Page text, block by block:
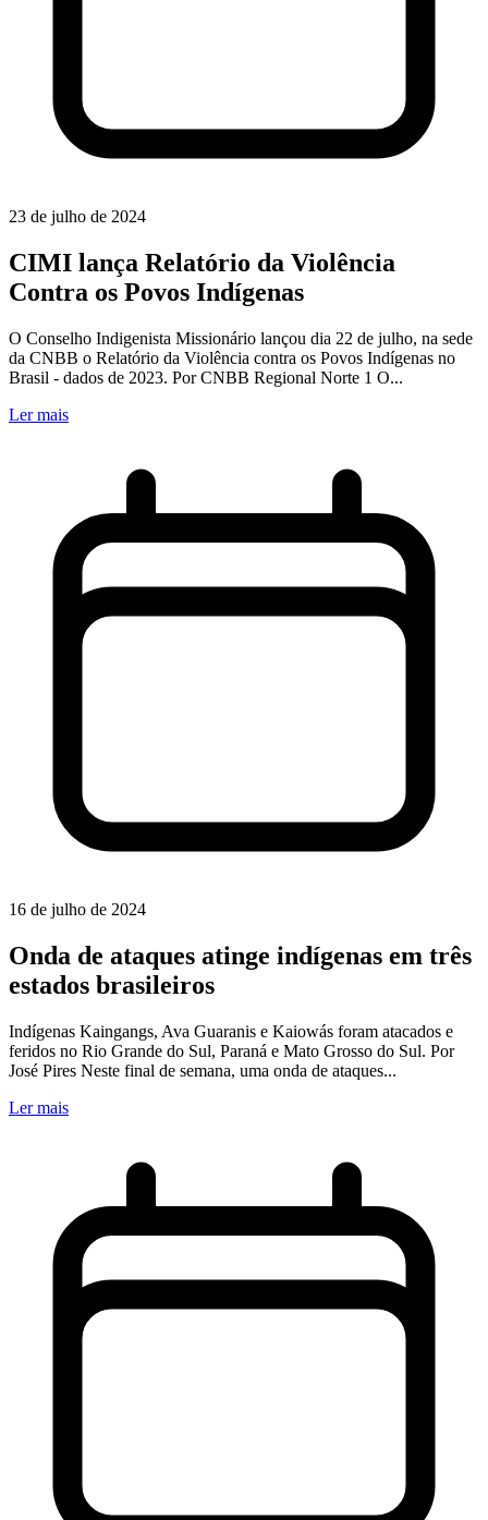
23 de julho de 2024
CIMI lança Relatório da Violência
Contra os Povos Indígenas
O Conselho Indigenista Missionário lançou dia 22 de julho, na sede
da CNBB o Relatório da Violência contra os Povos Indígenas no
Brasil - dados de 2023. Por CNBB Regional Norte 1 O...
Ler mais
16 de julho de 2024
Onda de ataques atinge indígenas em três
estados brasileiros
Indígenas Kaingangs, Ava Guaranis e Kaiowás foram atacados e
feridos no Rio Grande do Sul, Paraná e Mato Grosso do Sul. Por
José Pires Neste final de semana, uma onda de ataques...
Ler mais